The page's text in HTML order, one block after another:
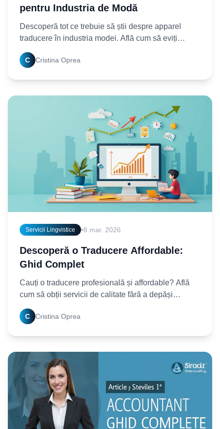
pentru Industria de Modă
Descoperă tot ce trebuie să știi despre apparel
traducere în industria modei. Află cum să eviți
internaționale.
C Cristina Oprea
Servicii Lingvistice •8 mar. 2026
Descoperă o Traducere Affordable:
Ghid Complet
Cauți o traducere profesională și affordable? Află
cum să obții servicii de calitate fără a depăși
economisește
C Cristina Oprea